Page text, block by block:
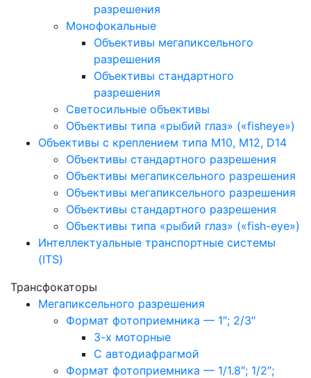
разрешения
Монофокальные
Объективы мегапиксельного
разрешения
Объективы стандартного
разрешения
Светосильные объективы
Объективы типа «рыбий глаз» («fisheye»)
Объективы с креплением типа M10, M12, D14
Объективы стандартного разрешения
Объективы мегапиксельного разрешения
Объективы мегапиксельного разрешения
Объективы стандартного разрешения
Объективы типа «рыбий глаз» («fish-eye»)
Интеллектуальные транспортные системы
(ITS)
Трансфокаторы
Мегапиксельного разрешения
Формат фотоприемника — 1″; 2/3″
3-х моторные
С автодиафрагмой
Формат фотоприемника — 1/1.8″; 1/2″;